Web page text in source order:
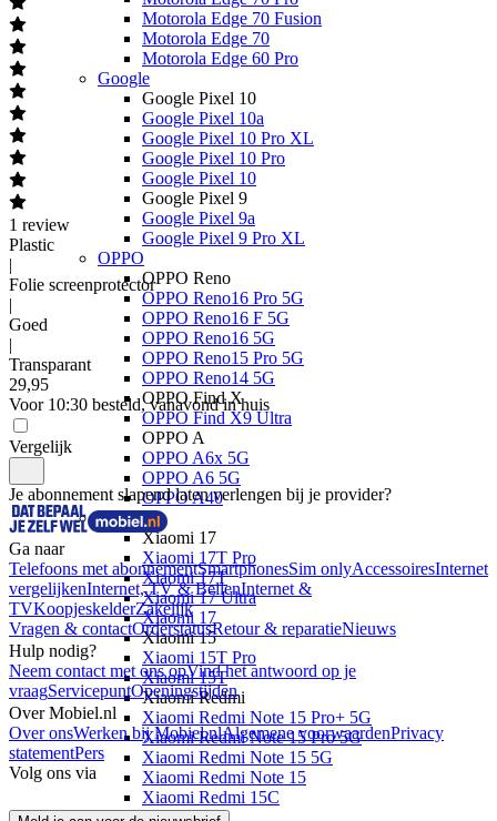
Motorola Edge 70 Fusion
Motorola Edge 70
Motorola Edge 60 Pro
Google
Google Pixel 10
Google Pixel 10a
Google Pixel 10 Pro XL
Google Pixel 10 Pro
Google Pixel 10
Google Pixel 9
Google Pixel 9a
Google Pixel 9 Pro XL
OPPO
OPPO Reno
OPPO Reno16 Pro 5G
OPPO Reno16 F 5G
OPPO Reno16 5G
OPPO Reno15 Pro 5G
OPPO Reno14 5G
OPPO Find X
OPPO Find X9 Ultra
OPPO A
OPPO A6x 5G
OPPO A6 5G
OPPO A40
Xiaomi
Xiaomi 17
Xiaomi 17T Pro
Xiaomi 17T
Xiaomi 17 Ultra
Xiaomi 17
Xiaomi 15
Xiaomi 15T Pro
Xiaomi 15T
Xiaomi Redmi
Xiaomi Redmi Note 15 Pro+ 5G
Xiaomi Redmi Note 15 Pro 5G
Xiaomi Redmi Note 15 5G
Xiaomi Redmi Note 15
Xiaomi Redmi 15C
Overige
1 review
Plastic
|
Folie screenprotector
|
Goed
|
Transparant
29,95
Voor 10:30 besteld, vanavond in huis
Vergelijk
Je abonnement slapend laten verlengen bij je provider?
Ga naar
Telefoons met abonnementSmartphonesSim onlyAccessoiresInternet
vergelijkenInternet, TV & BellenInternet &
TVKoopjeskelderZakelijk
Vragen & contactOrderstatusRetour & reparatieNieuws
Hulp nodig?
Neem contact met ons opVind het antwoord op je
vraagServicepuntOpeningstijden
Over Mobiel.nl
Over onsWerken bij Mobiel.nlAlgemene voorwaardenPrivacy
statementPers
Volg ons via